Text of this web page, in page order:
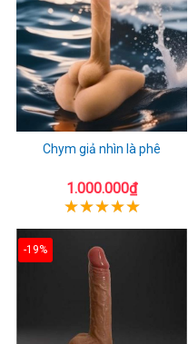
Chym giả nhìn là phê
1.000.000₫
-19%